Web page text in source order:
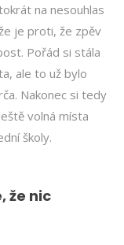
na nesouhlas
je proti, že zpěv
Pořád si stála
ale to už bylo
Nakonec si tedy
volná místa
školy.
že nic